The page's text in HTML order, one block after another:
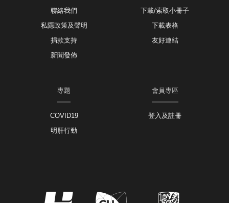
聯絡我們
私隱政策及聲明
捐款支持
新聞發佈
下載/索取小冊子
下載表格
友好連結
專題
COVID19
明肝行動
會員專區
登入及註冊